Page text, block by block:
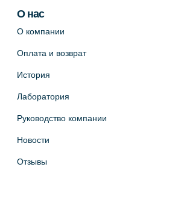
О нас
О компании
Оплата и возврат
История
Лаборатория
Руководство компании
Новости
Отзывы